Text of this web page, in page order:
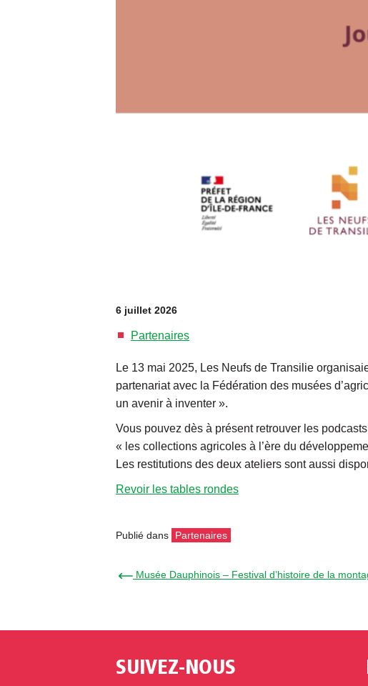
6 juillet 2026
Partenaires
Le 13 mai 2025, Les Neufs de Transilie
partenariat avec la Fédération des musées
un avenir à inventer ».
Vous pouvez dès à présent retrouver les
« les collections agricoles à l’ère du
Les restitutions des deux ateliers sont aussi
Revoir les tables rondes
Publié dans Partenaires
← Musée Dauphinois – Festival d’histoire de la
SUIVEZ-NOUS